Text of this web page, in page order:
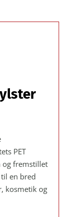
PET
og fremstillet
en bred
kosmetik og